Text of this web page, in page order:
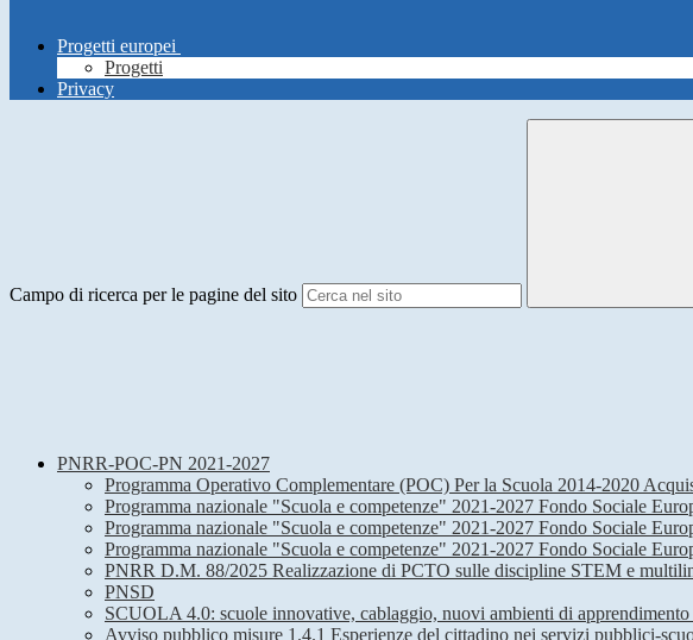
Progetti europei
Progetti
Privacy
Campo di ricerca per le pagine del sito
PNRR-POC-PN 2021-2027
Programma Operativo Complementare (POC) Per la Scuola 2014-2020
Programma nazionale "Scuola e competenze" 2021-2027 Fondo Sociale
Programma nazionale "Scuola e competenze" 2021-2027 Fondo Sociale
Programma nazionale "Scuola e competenze" 2021-2027 Fondo Sociale
PNRR D.M. 88/2025 Realizzazione di PCTO sulle discipline STEM e
PNSD
SCUOLA 4.0: scuole innovative, cablaggio, nuovi ambienti di
Avviso pubblico misure 1.4.1 Esperienze del cittadino nei servizi pubblici-